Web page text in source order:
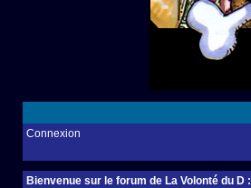
Connexion
Bienvenue sur le forum de La Volonté du D :